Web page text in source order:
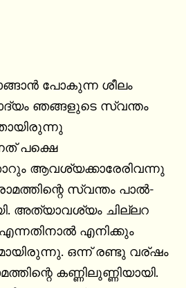
പോകുന്ന ശീലം
ഞങ്ങളുടെ സ്വന്തം
പക്ഷെ
ആവശ്യക്കാരേരിവന്നു
സ്വന്തം പാല്‍-
അത്യാവശ്യം ചില്ലറ
എന്നതിനാല്‍ എനിക്കും
ഒന്ന് രണ്ടു വര്ഷം
കണ്ണിലുണ്ണിയായി.